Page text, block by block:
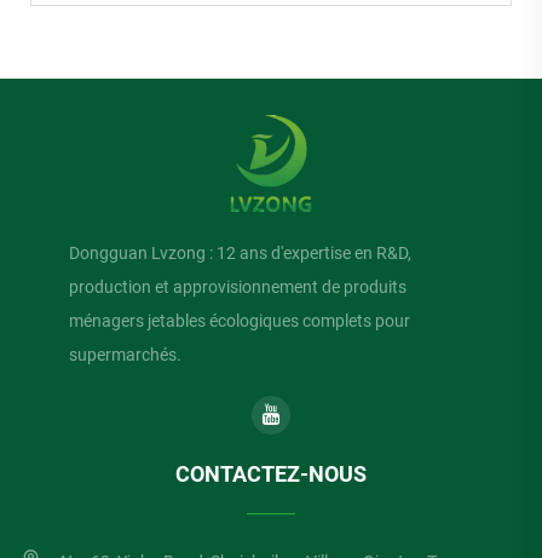
Dongguan Lvzong : 12 ans d'expertise en R&D,
production et approvisionnement de produits
ménagers jetables écologiques complets pour
supermarchés.
CONTACTEZ-NOUS